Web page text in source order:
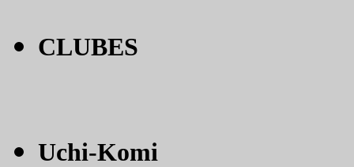
CLUBES
Uchi-Komi